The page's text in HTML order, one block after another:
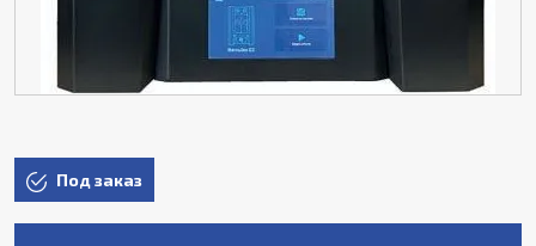
Под заказ